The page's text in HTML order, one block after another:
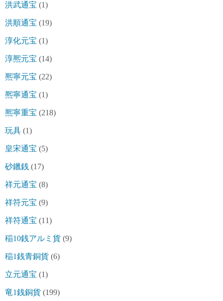
洪武通宝 (1)
洪順通宝 (19)
淳化元宝 (1)
淳熈元宝 (14)
熈寧元宝 (22)
熈寧通宝 (1)
熈寧重宝 (218)
玩具 (1)
皇宋通宝 (5)
砂鑞銭 (17)
祥元通宝 (8)
祥符元宝 (9)
祥符通宝 (11)
稲10銭アルミ貨 (9)
稲1銭青銅貨 (6)
立元通宝 (1)
竜1銭銅貨 (199)